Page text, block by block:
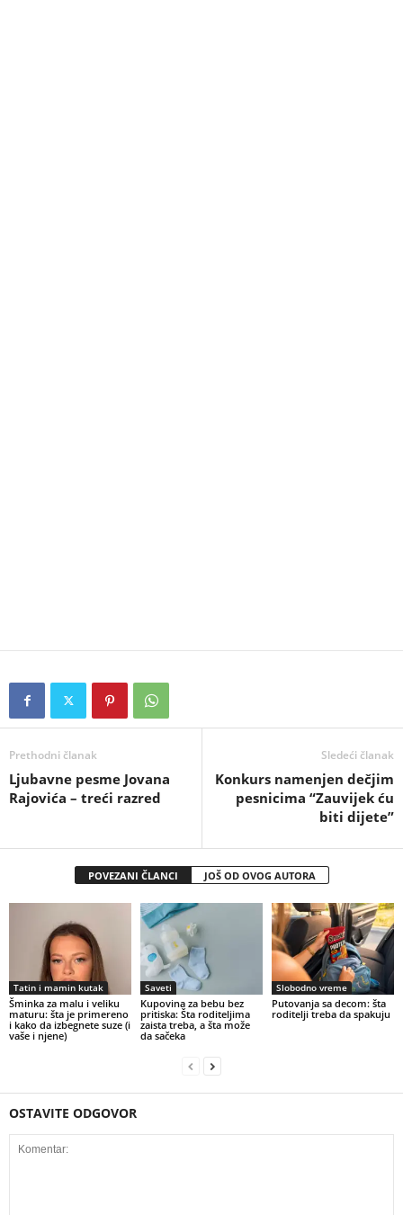
Prethodni članak
Ljubavne pesme Jovana
Rajovića – treći razred
Sledeći članak
Konkurs namenjen dečjim
pesnicima “Zauvijek ću
biti dijete”
POVEZANI ČLANCI JOŠ OD OVOG AUTORA
Tatin i mamin kutak
Šminka za malu i veliku
maturu: šta je primereno
i kako da izbegnete suze (i
vaše i njene)
Saveti
Kupovina za bebu bez
pritiska: Šta roditeljima
zaista treba, a šta može
da sačeka
Slobodno vreme
Putovanja sa decom: šta
roditelji treba da spakuju
OSTAVITE ODGOVOR